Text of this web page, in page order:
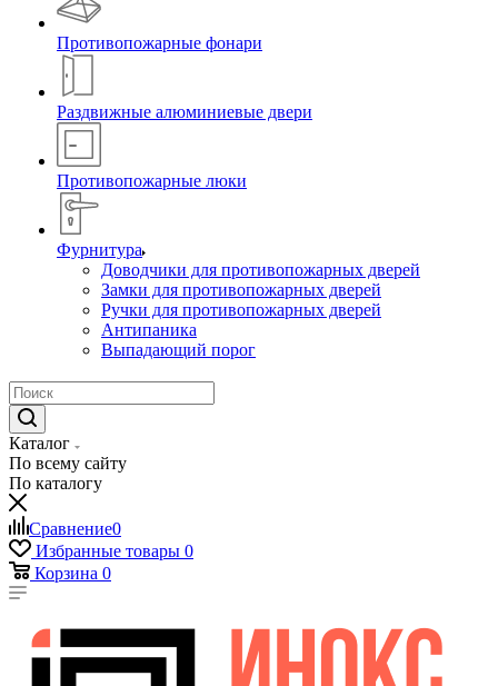
Противопожарные фонари
Раздвижные алюминиевые двери
Противопожарные люки
Фурнитура
Доводчики для противопожарных дверей
Замки для противопожарных дверей
Ручки для противопожарных дверей
Антипаника
Выпадающий порог
Каталог
По всему сайту
По каталогу
Сравнение0
Избранные товары 0
Корзина 0